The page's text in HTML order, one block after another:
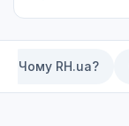
Чому RH.ua?